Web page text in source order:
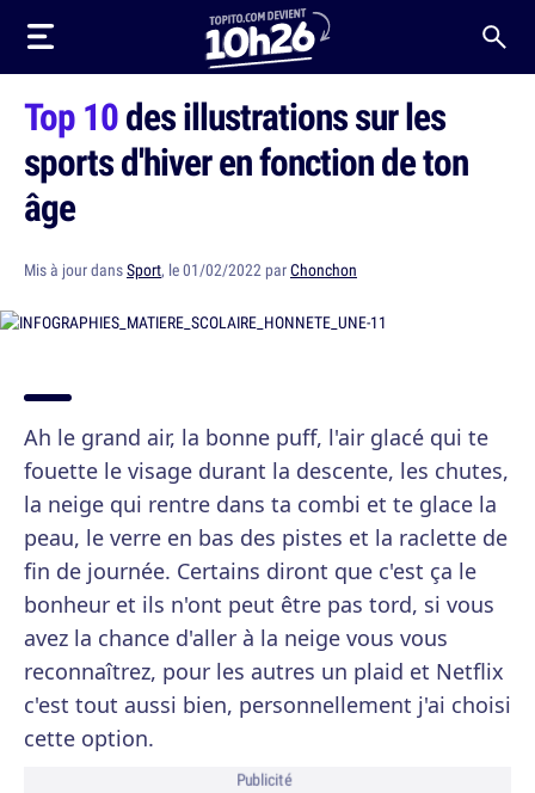
Top 10des illustrations sur les
sports d'hiver en fonction de ton
âge
Mis à jour dansSport, le 01/02/2022 parChonchon
Ah le grand air, la bonne puff, l'air glacé qui te
fouette le visage durant la descente, les chutes,
la neige qui rentre dans ta combi et te glace la
peau, le verre en bas des pistes et la raclette de
fin de journée. Certains diront que c'est ça le
bonheur et ils n'ont peut être pas tord, si vous
avez la chance d'aller à la neige vous vous
reconnaîtrez, pour les autres un plaid et Netflix
c'est tout aussi bien, personnellement j'ai choisi
cette option.
Publicité